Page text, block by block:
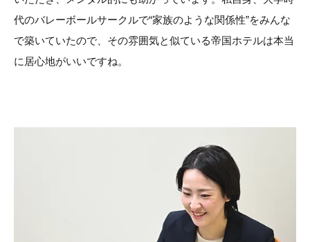
代のバレーボールサークルで“家族のような関係性”をみんな
で築いていたので、その雰囲気と似ている帝国ホテルは本当
に居心地がいいですね。